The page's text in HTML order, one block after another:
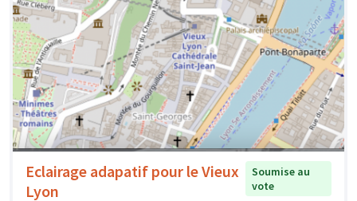
Eclairage adapatif pour le Vieux
Lyon
Soumise au
vote